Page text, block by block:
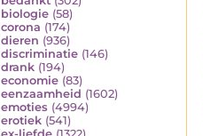
biologie (58)
corona (174)
dieren (936)
discriminatie (146)
drank (194)
economie (83)
eenzaamheid (1602)
emoties (4994)
erotiek (541)